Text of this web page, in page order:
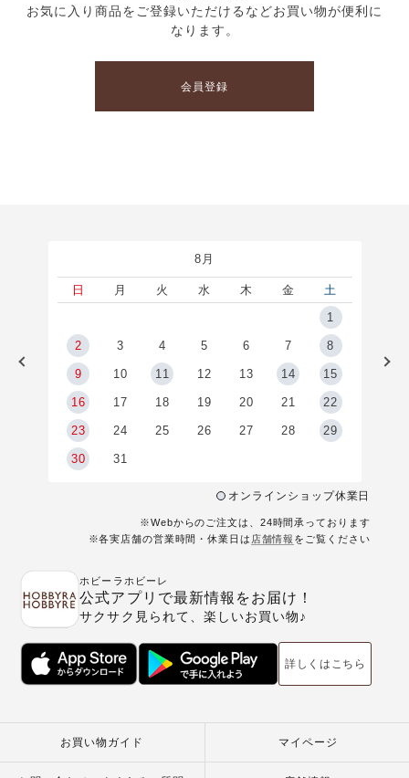
お気に入り商品をご登録いただけるなどお買い物が便利に
なります。
会員登録
8月
日 月 火 水 木 金
土
1
2 3 4 5 6 7 8
9 10 11 12 13 14 15
16 17 18 19 20 21 22
23 24 25 26 27 28 29
30 31
オンラインショップ休業日
※Webからのご注文は、24時間承っております
※各実店舗の営業時間・休業日は 店舗情報 をご覧ください
ホビーラホビーレ
公式アプリで最新情報をお届け！
サクサク見られて、楽しいお買い物♪
詳しくはこちら
お買い物ガイド マイページ